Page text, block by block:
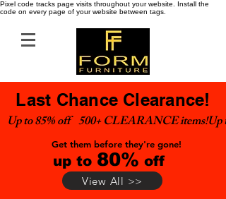
Pixel code tracks page visits throughout your website. Install the
code on every page of your website between tags.
Last Chance Clearance!
Up to 85% off    500+ CLEARANCE items!
Get them before they're gone!
up to 80% off
View All >>